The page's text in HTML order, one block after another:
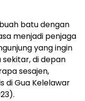
batu dengan
menjadi penjaga
yang ingin
sekitar, di depan
sesajen,
di Gua Kelelawar